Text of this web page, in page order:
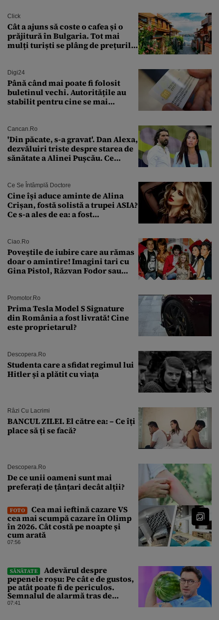
Click
Cât a ajuns să coste o cafea și o
prăjitură în Bulgaria. Tot mai
mulți turiști se plâng de prețurile
Digi24
Până când mai poate fi folosit
buletinul vechi. Autoritățile au
stabilit pentru cine se mai
Cancan.ro
'Din păcate, s-a gravat'. Dan Alexa,
dezvăluiri triste despre starea de
sănătate a Alinei Pușcău. Ce
Ce Se Întâmplă Doctore
Cine își aduce aminte de Alina
Crișan, fostă solistă a trupei ASIA?
Ce s-a ales de ea: a fost
Ciao.ro
Poveştile de iubire care au rămas
doar o amintire! Imagini tari cu
Gina Pistol, Răzvan Fodor sau
Promotor.ro
Prima Tesla Model S Signature
din România a fost livrată! Cine
este proprietarul?
Descopera.ro
Studenta care a sfidat regimul lui
Hitler și a plătit cu viața
Râzi Cu Lacrimi
BANCUL ZILEI. El către ea: – Ce îți
place să ți se facă?
Descopera.ro
De ce unii oameni sunt mai
preferați de țânțari decât alții?
FOTO
Cea mai ieftină cazare VS
cea mai scumpă cazare în Olimp
în 2026. Cât costă pe noapte și
cum arată
07:56
SĂNĂTATE
Adevărul despre
pepenele roșu: Pe cât e de gustos,
pe atât poate fi de periculos.
Semnalul de alarmă tras de
doctorul Mihail Pautov
07:41